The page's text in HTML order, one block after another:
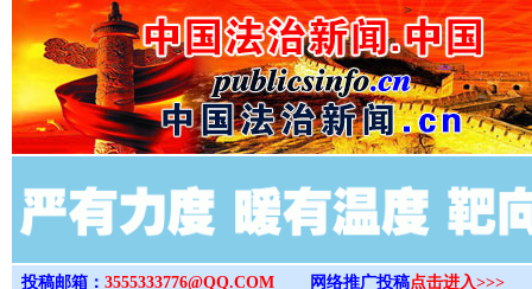
>
投稿邮箱： 3555333776@QQ.COM 网络推广投稿点击进入>>>